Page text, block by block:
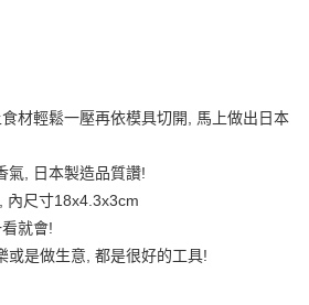
彰化商業銀行
兆豐國際商業銀行
台中商業銀行
永豐商業銀行
材輕鬆一壓再依模具切開, 馬上做出日本
氣, 日本製造品質讚!
內尺寸18x4.3x3cm
就會!
或是做生意, 都是很好的工具!